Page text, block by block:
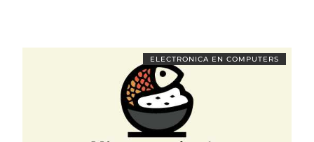
ELECTRONICA EN COMPUTERS